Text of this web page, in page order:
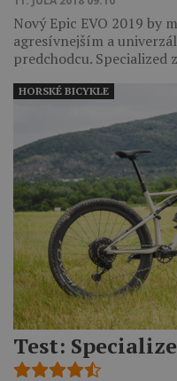
Nový Epic EVO 2019 by
agresívnejším a
predchodcu. Specialized
Test:
HORSKÉ BICYKLE